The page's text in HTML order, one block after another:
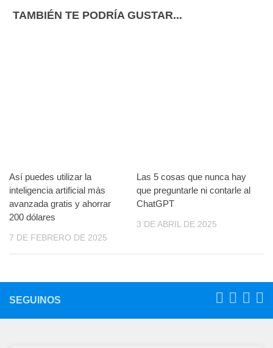
TAMBIÉN TE PODRÍA GUSTAR...
Así puedes utilizar la
inteligencia artificial más
avanzada gratis y ahorrar
200 dólares
7 DE FEBRERO DE 2025
Las 5 cosas que nunca hay
que preguntarle ni contarle al
ChatGPT
3 DE ABRIL DE 2025
SEGUINOS